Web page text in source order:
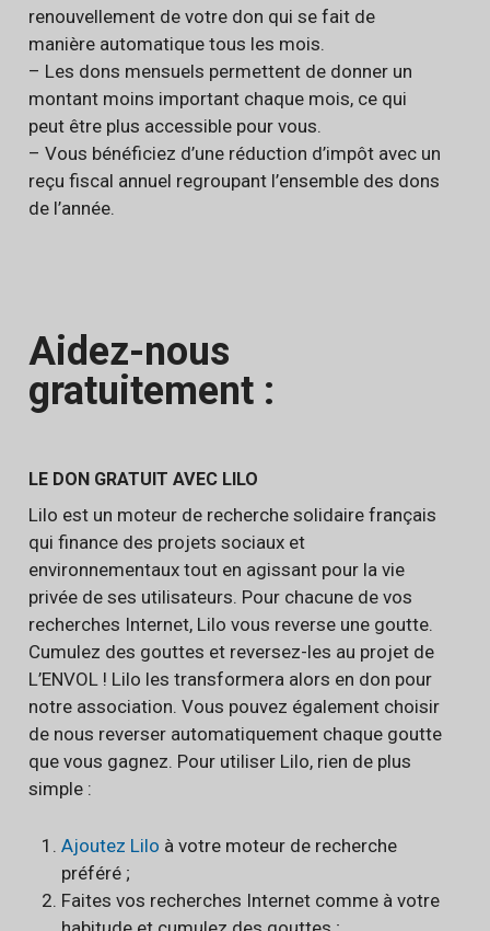
renouvellement de votre don qui se fait de
manière automatique tous les mois.
– Les dons mensuels permettent de donner un
montant moins important chaque mois, ce qui
peut être plus accessible pour vous.
– Vous bénéficiez d’une réduction d’impôt avec un
reçu fiscal annuel regroupant l’ensemble des dons
de l’année.
Aidez-nous
gratuitement :
LE DON GRATUIT AVEC LILO
Lilo est un moteur de recherche solidaire français
qui finance des projets sociaux et
environnementaux tout en agissant pour la vie
privée de ses utilisateurs. Pour chacune de vos
recherches Internet, Lilo vous reverse une goutte.
Cumulez des gouttes et reversez-les au projet de
L’ENVOL ! Lilo les transformera alors en don pour
notre association. Vous pouvez également choisir
de nous reverser automatiquement chaque goutte
que vous gagnez. Pour utiliser Lilo, rien de plus
simple :
Ajoutez Lilo à votre moteur de recherche
préféré ;
Faites vos recherches Internet comme à votre